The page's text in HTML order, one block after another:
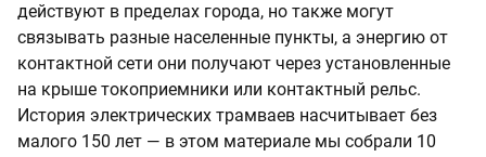
действуют в пределах города, но также могут
связывать разные населенные пункты, а энергию от
контактной сети они получают через установленные
на крыше токоприемники или контактный рельс.
История электрических трамваев насчитывает без
малого 150 лет — в этом материале мы собрали 10